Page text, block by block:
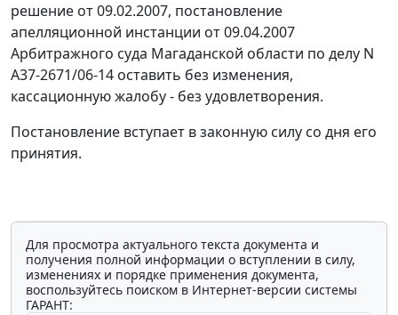
решение от 09.02.2007, постановление
апелляционной инстанции от 09.04.2007
Арбитражного суда Магаданской области по делу N
А37-2671/06-14 оставить без изменения,
кассационную жалобу - без удовлетворения.
Постановление вступает в законную силу со дня его
принятия.
Для просмотра актуального текста документа и
получения полной информации о вступлении в силу,
изменениях и порядке применения документа,
воспользуйтесь поиском в Интернет-версии системы
ГАРАНТ: